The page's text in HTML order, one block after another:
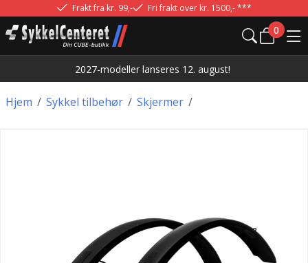
Frakt fra kr. 99,- Fri frakt over kr. 1500,- ***
0
2027-modeller lanseres 12. august!
/
Hjem /
Sykkel tilbehør /
Skjermer